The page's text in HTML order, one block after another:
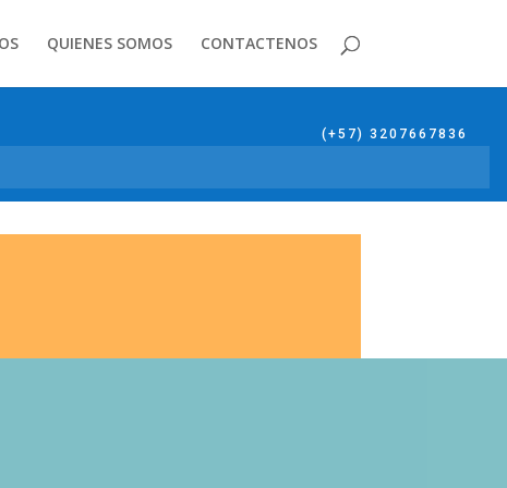
QUIENES SOMOS CONTACTENOS
(+57) 3207667836